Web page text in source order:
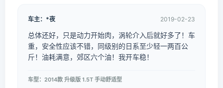
车主：*夜 2019-02-23
总体还好，只是动力开始肉，涡轮介入后就好多了！车
重，安全性应该不错，同级别的日系至少轻一两百公
斤！油耗满意，郊区六个油！我开车稳！
车型：2014款 升级版 1.5T 手动舒适型